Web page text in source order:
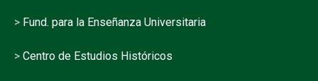
> Fund. para la Enseñanza Universitaria
> Centro de Estudios Históricos